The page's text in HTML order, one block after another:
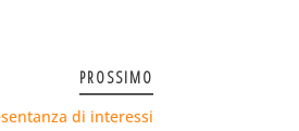
PROSSIMO
di interessi